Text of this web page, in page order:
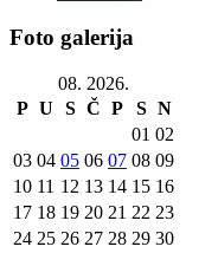
Foto galerija
08. 2026.
P U S Č P S N
01 02
03 04 05 06 07 08 09
10 11 12 13 14 15 16
17 18 19 20 21 22 23
24 25 26 27 28 29 30